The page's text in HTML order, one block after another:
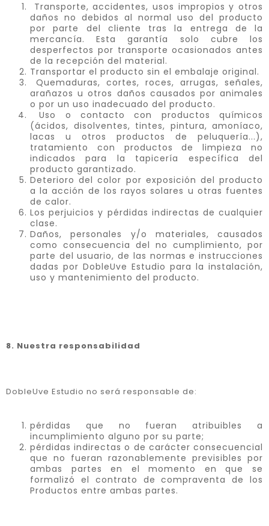
Transporte, accidentes, usos impropios y otros
daños no debidos al normal uso del producto
por parte del cliente tras la entrega de la
mercancía. Esta garantía solo cubre los
desperfectos por transporte ocasionados antes
de la recepción del material.
Transportar el producto sin el embalaje original.
Quemaduras, cortes, roces, arrugas, señales,
arañazos u otros daños causados por animales
o por un uso inadecuado del producto.
Uso o contacto con productos químicos
(ácidos, disolventes, tintes, pintura, amoníaco,
lacas u otros productos de peluquería...),
tratamiento con productos de limpieza no
indicados para la tapicería específica del
producto garantizado.
Deterioro del color por exposición del producto
a la acción de los rayos solares u otras fuentes
de calor.
Los perjuicios y pérdidas indirectas de cualquier
clase.
Daños, personales y/o materiales, causados
como consecuencia del no cumplimiento, por
parte del usuario, de las normas e instrucciones
dadas por DobleUve Estudio para la instalación,
uso y mantenimiento del producto.
8. Nuestra responsabilidad
DobleUve Estudio no será responsable de:
pérdidas que no fueran atribuibles a
incumplimiento alguno por su parte;
pérdidas indirectas o de carácter consecuencial
que no fueran razonablemente previsibles por
ambas partes en el momento en que se
formalizó el contrato de compraventa de los
Productos entre ambas partes.